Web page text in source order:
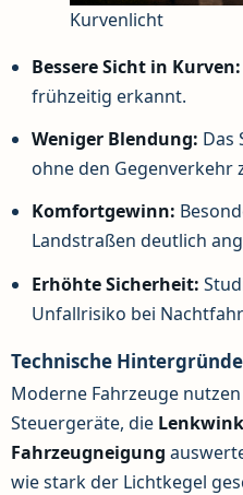
Kurvenlicht
Bessere Sicht in Kurven:
frühzeitig erkannt.
Weniger Blendung: Das
ohne den Gegenverkehr
Komfortgewinn:
Landstraßen deutlich
Erhöhte Sicherheit:
Unfallrisiko bei
Technische Hintergründe
Moderne Fahrzeuge
Steuergeräte, die
Fahrzeugneigung
wie stark der Lichtkegel